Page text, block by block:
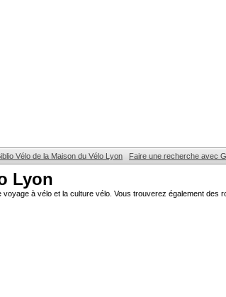
Vélo de la Maison du Vélo Lyon Faire une recherche avec
Lyon
à vélo et la culture vélo. Vous trouverez également des